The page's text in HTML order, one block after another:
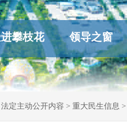
攀枝花 领导之窗
法定主动公开内容 > 重大民生信息